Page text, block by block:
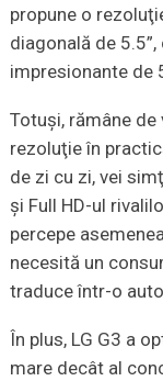
propune o
diagonală de
impresionante de
Totuşi, rămâne
rezoluţie în
de zi cu zi, vei
şi Full HD-ul
percepe
necesită un
traduce într-o
În plus, LG G3 a
mare decât al